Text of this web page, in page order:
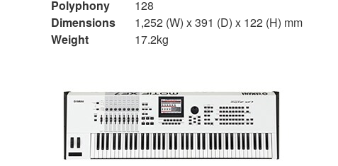
Polyphony
128
Dimensions
1,252 (W) x 391 (D) x 122 (H) mm
Weight
17.2kg